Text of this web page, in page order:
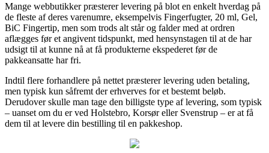
Mange webbutikker præsterer levering på blot en enkelt hverdag på
de fleste af deres varenumre, eksempelvis Fingerfugter, 20 ml, Gel,
BiC Fingertip, men som trods alt står og falder med at ordren
aflægges før et angivent tidspunkt, med hensynstagen til at de har
udsigt til at kunne nå at få produkterne ekspederet før de
pakkeansatte har fri.
Indtil flere forhandlere på nettet præsterer levering uden betaling,
men typisk kun såfremt der erhverves for et bestemt beløb.
Derudover skulle man tage den billigste type af levering, som typisk
– uanset om du er ved Holstebro, Korsør eller Svenstrup – er at få
dem til at levere din bestilling til en pakkeshop.